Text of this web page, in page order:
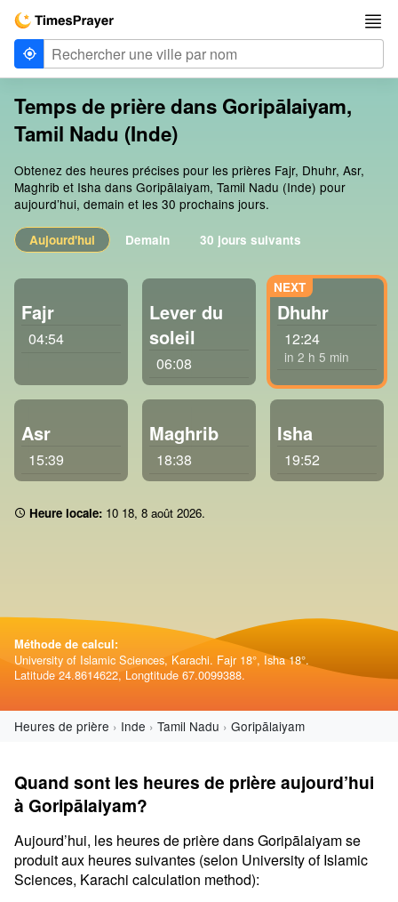
Temps de prière dans Goripālaiyam,
Tamil Nadu (Inde)
Obtenez des heures précises pour les prières Fajr, Dhuhr, Asr,
Maghrib et Isha dans Goripālaiyam, Tamil Nadu (Inde) pour
aujourd’hui, demain et les 30 prochains jours.
Aujourd'hui Demain 30 jours suivants
Fajr
04:54
Lever du
soleil
06:08
Dhuhr
12:24
in 2 h 5 min
Asr
15:39
Maghrib
18:38
Isha
19:52
Heure locale: 10:18, 8 août 2026.
Méthode de calcul:
University of Islamic Sciences, Karachi. Fajr 18°, Isha 18°.
Latitude 24.8614622, Longtitude 67.0099388.
Heures de prière Inde Tamil Nadu Goripālaiyam
Quand sont les heures de prière aujourd’hui
à Goripālaiyam?
Aujourd’hui, les heures de prière dans Goripālaiyam se
produit aux heures suivantes (selon University of Islamic
Sciences, Karachi calculation method):